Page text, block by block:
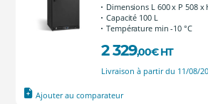
Dimensions L 600 x P 508 x
Capacité 100 L
Température min -10 °C
2 329,00€ HT
Livraison à partir du 11/08/
Ajouter au comparateur